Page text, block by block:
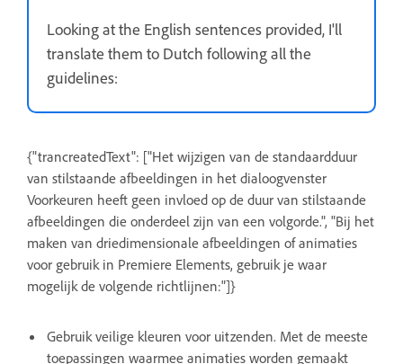
Looking at the English sentences provided, I'll
translate them to Dutch following all the
guidelines:
{"trancreatedText": ["Het wijzigen van de standaardduur
van stilstaande afbeeldingen in het dialoogvenster
Voorkeuren heeft geen invloed op de duur van stilstaande
afbeeldingen die onderdeel zijn van een volgorde.", "Bij het
maken van driedimensionale afbeeldingen of animaties
voor gebruik in Premiere Elements, gebruik je waar
mogelijk de volgende richtlijnen:"]}
Gebruik veilige kleuren voor uitzenden. Met de meeste
toepassingen waarmee animaties worden gemaakt